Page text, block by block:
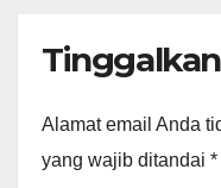
Alamat email Anda
yang wajib ditandai *